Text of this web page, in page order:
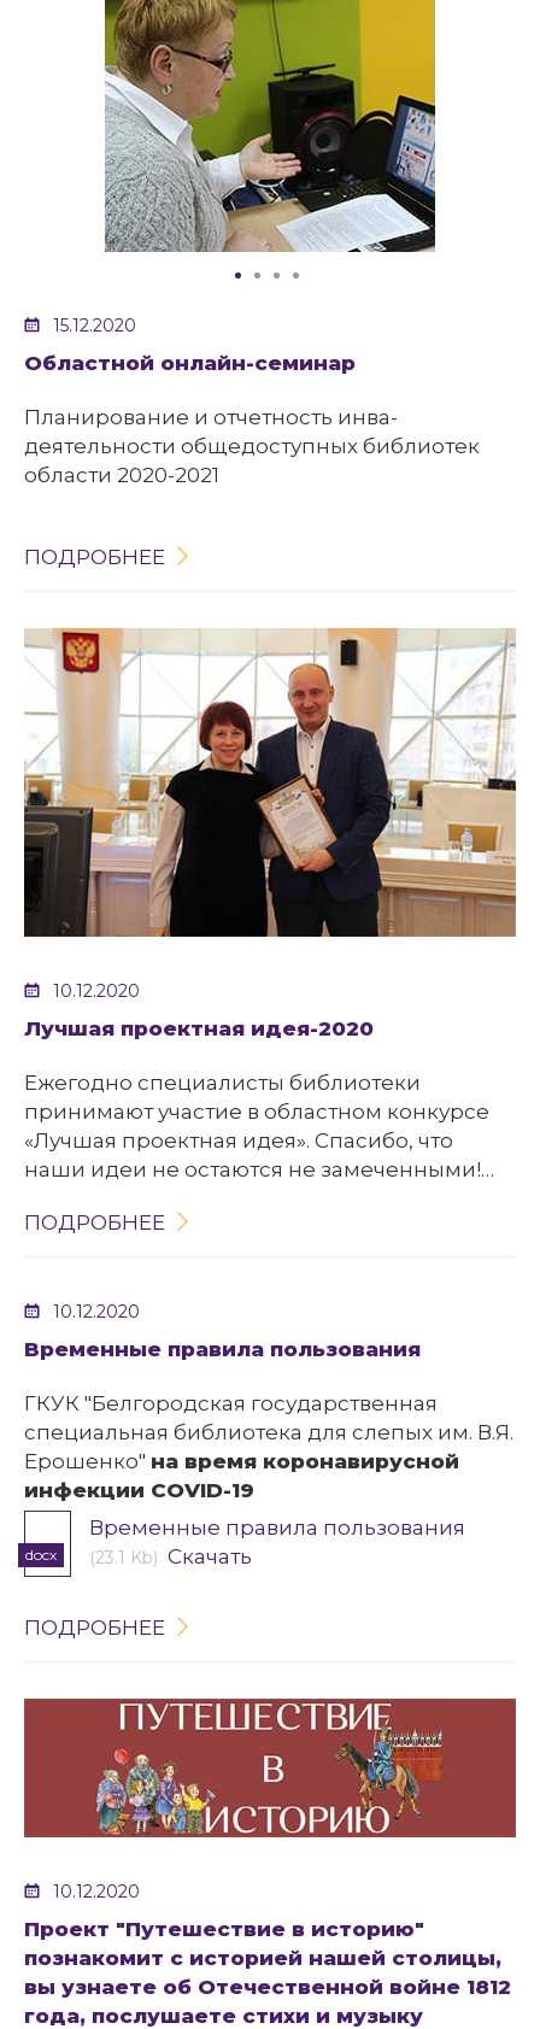
15.12.2020
Областной онлайн-семинар
Планирование и отчетность инва-
деятельности общедоступных библиотек
области 2020-2021
ПОДРОБНЕЕ
10.12.2020
Лучшая проектная идея-2020
Ежегодно специалисты библиотеки
принимают участие в областном конкурсе
«Лучшая проектная идея». Спасибо, что
наши идеи не остаются не замеченными!
В нашей копилке очередной диплом. В этот
ПОДРОБНЕЕ
10.12.2020
Временные правила пользования
ГКУК "Белгородская государственная
специальная библиотека для слепых им. В.Я.
Ерошенко" на время коронавирусной
инфекции COVID-19
docx
Временные правила пользования
(23.1 Kb) Скачать
ПОДРОБНЕЕ
10.12.2020
Проект "Путешествие в историю"
познакомит с историей нашей столицы,
вы узнаете об Отечественной войне 1812
года, послушаете стихи и музыку